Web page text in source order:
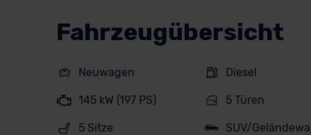
Fahrzeugübersicht
Neuwagen Diesel
145 kW (197 PS) 5 Türen
5 Sitze SUV/